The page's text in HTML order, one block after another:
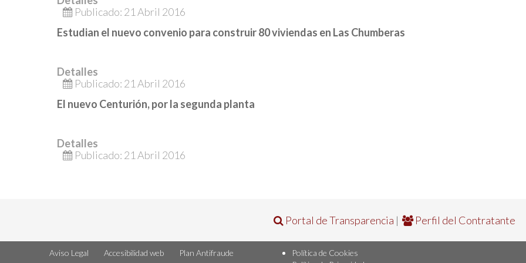
Publicado: 21 Abril 2016
Estudian el nuevo convenio para construir 80 viviendas en Las Chumberas
Detalles
Publicado: 21 Abril 2016
El nuevo Centurión, por la segunda planta
Detalles
Publicado: 21 Abril 2016
Portal de Transparencia | Perfil del Contratante
Aviso Legal Accesibilidad web Plan Antifraude
Política de Cookies